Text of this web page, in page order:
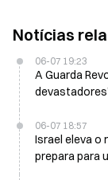
Notícias
06-07 19:23
A Guarda
06-07 18:57
Israel eleva o
prepara para